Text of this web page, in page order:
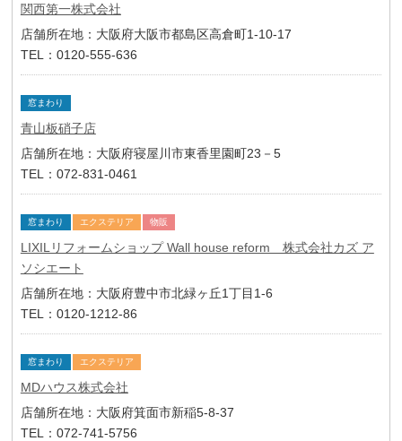
関西第一株式会社
店舗所在地：大阪府大阪市都島区高倉町1-10-17
TEL：0120-555-636
窓まわり
青山板硝子店
店舗所在地：大阪府寝屋川市東香里園町23－5
TEL：072-831-0461
窓まわり エクステリア 物販
LIXILリフォームショップ Wall house reform 株式会社カズ ア
ソシエート
店舗所在地：大阪府豊中市北緑ヶ丘1丁目1-6
TEL：0120-1212-86
窓まわり エクステリア
MDハウス株式会社
店舗所在地：大阪府箕面市新稲5-8-37
TEL：072-741-5756